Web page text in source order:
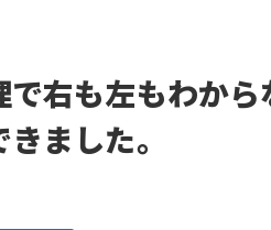
右も左もわか
ました。